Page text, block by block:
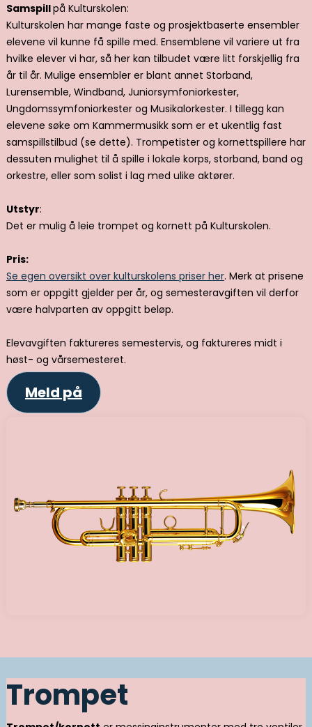
Samspillpå Kulturskolen:
Kulturskolen har mange faste og prosjektbaserte ensembler
elevene vil kunne få spille med. Ensemblene vil variere ut fra
hvilke elever vi har, så her kan tilbudet være litt forskjellig fra
år til år. Mulige ensembler er blant annet Storband,
Lurensemble, Windband, Juniorsymfoniorkester,
Ungdomssymfoniorkester og Musikalorkester. I tillegg kan
elevene søke om Kammermusikk som er et ukentlig fast
samspillstilbud (se dette). Trompetister og kornettspillere har
dessuten mulighet til å spille i lokale korps, storband, band og
orkestre, eller som solist i lag med ulike aktører.
Utstyr:
Det er mulig å leie trompet og kornett på Kulturskolen.
Pris:
Se egen oversikt over kulturskolens priser her. Merk at prisene
som er oppgitt gjelder per år, og semesteravgiften vil derfor
være halvparten av oppgitt beløp.
Elevavgiften faktureres semestervis, og faktureres midt i
høst- og vårsemesteret.
Meld på
Trompet